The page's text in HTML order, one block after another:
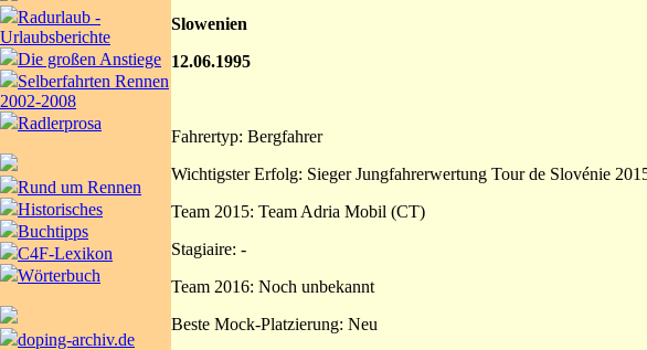
Radurlaub -
Urlaubsberichte
Die großen Anstiege
Selberfahrten Rennen
2002-2008
Radlerprosa
Rund um Rennen
Historisches
Buchtipps
C4F-Lexikon
Wörterbuch
doping-archiv.de
Slowenien
12.06.1995
Fahrertyp: Bergfahrer
Wichtigster Erfolg: Sieger Jungfahrerwertung Tour de Slovénie
Team 2015: Team Adria Mobil (CT)
Stagiaire: -
Team 2016: Noch unbekannt
Beste Mock-Platzierung: Neu